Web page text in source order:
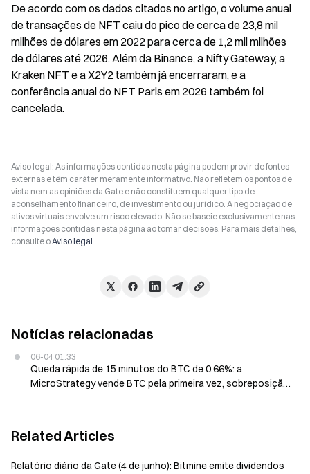
De acordo com os dados citados no artigo, o volume anual
de transações de NFT caiu do pico de cerca de 23,8 mil
milhões de dólares em 2022 para cerca de 1,2 mil milhões
de dólares até 2026. Além da Binance, a Nifty Gateway, a
Kraken NFT e a X2Y2 também já encerraram, e a
conferência anual do NFT Paris em 2026 também foi
cancelada.
Aviso legal: As informações contidas nesta página podem provir de fontes
externas e têm caráter meramente informativo. Não refletem os pontos de
vista nem as opiniões da Gate e não constituem qualquer tipo de
aconselhamento financeiro, de investimento ou jurídico. A negociação de
ativos virtuais envolve um risco elevado. Não se baseie exclusivamente nas
informações contidas nesta página ao tomar decisões. Para mais detalhes,
consulte oAviso legal
Notícias relacionadas
06-04 01:33
Queda rápida de 15 minutos do BTC de 0,66%: a
MicroStrategy vende BTC pela primeira vez, sobreposição
Related Articles
Relatório diário da Gate (4 de junho): Bitmine emite dividendos